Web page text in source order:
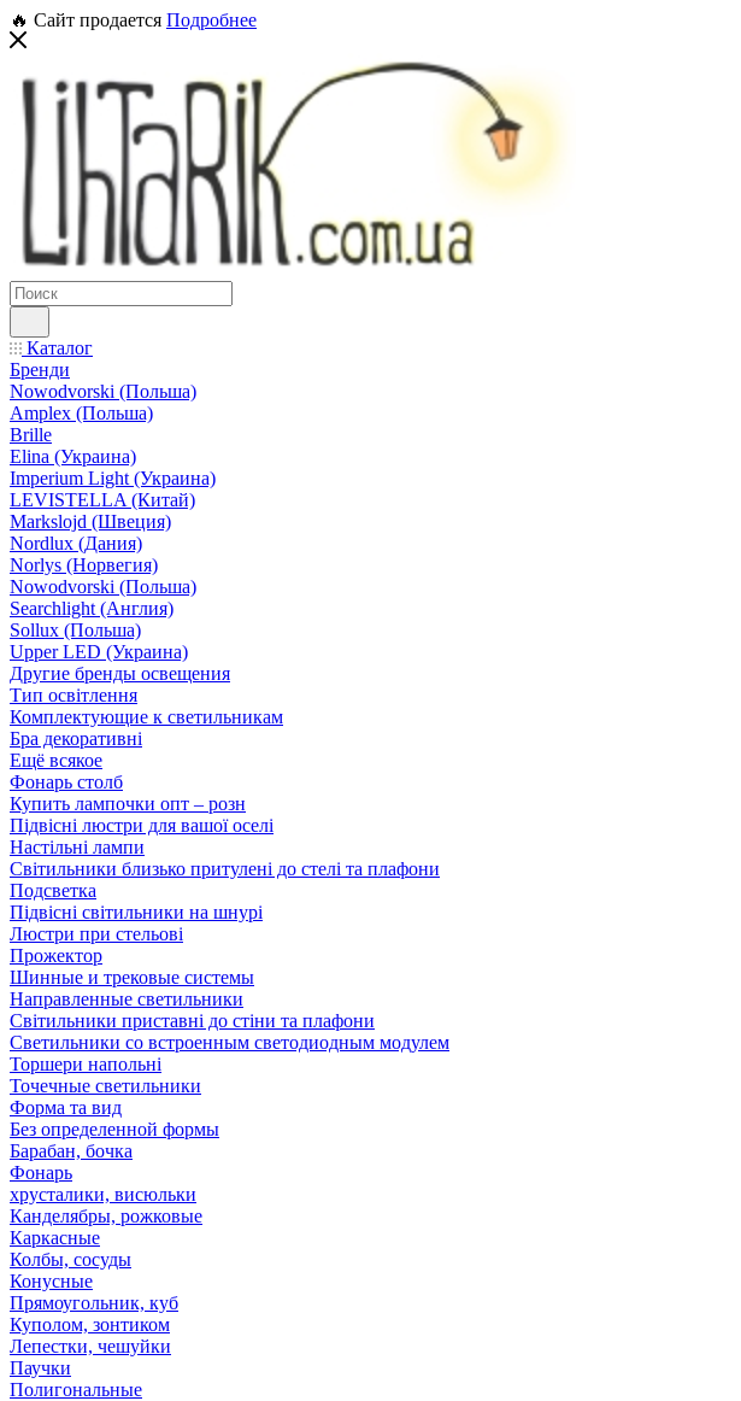
🔥 Сайт продается Подробнее
Каталог
Бренди
Nowodvorski (Польша)
Amplex (Польша)
Brille
Elina (Украина)
Imperium Light (Украина)
LEVISTELLA (Китай)
Markslojd (Швеция)
Nordlux (Дания)
Norlys (Норвегия)
Nowodvorski (Польша)
Searchlight (Англия)
Sollux (Польша)
Upper LED (Украина)
Другие бренды освещения
Тип освітлення
Комплектующие к светильникам
Бра декоративні
Ещё всякое
Фонарь столб
Купить лампочки опт – розн
Підвісні люстри для вашої оселі
Настільні лампи
Світильники близько притулені до стелі та плафони
Подсветка
Підвісні світильники на шнурі
Люстри при стельові
Прожектор
Шинные и трековые системы
Направленные светильники
Світильники приставні до стіни та плафони
Светильники со встроенным светодиодным модулем
Торшери напольні
Точечные светильники
Форма та вид
Без определенной формы
Барабан, бочка
Фонарь
хрусталики, висюльки
Канделябры, рожковые
Каркасные
Колбы, сосуды
Конусные
Прямоугольник, куб
Куполом, зонтиком
Лепестки, чешуйки
Паучки
Полигональные